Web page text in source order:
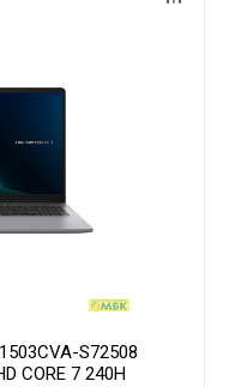
S72508
CORE 7 240H